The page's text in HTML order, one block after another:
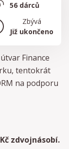
56 dárců
Zbývá
Již ukončeno
Finance
tentokrát
na podporu
zdvojnásobí.